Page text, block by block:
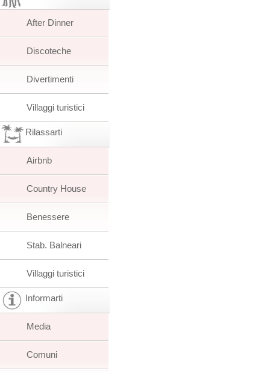
After Dinner
Discoteche
Divertimenti
Villaggi turistici
Rilassarti
Airbnb
Country House
Benessere
Stab. Balneari
Villaggi turistici
Informarti
Media
Comuni